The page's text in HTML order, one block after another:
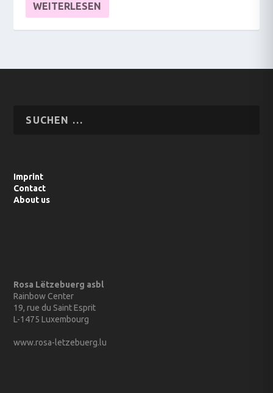
WEITERLESEN
Imprint
Contact
About us
Rosa Lëtzebuerg asbl
Rainbow Center
19, rue du Saint Esprit
L-1475 Luxembourg
www.rosa-letzebuerg.lu